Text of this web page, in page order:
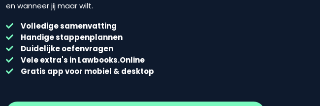
en wanneer jij maar wilt.
Volledige samenvatting
Handige stappenplannen
Duidelijke oefenvragen
Vele extra's in Lawbooks.Online
Gratis app voor mobiel & desktop